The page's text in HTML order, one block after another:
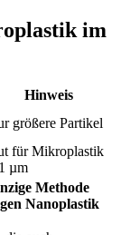
im
Hinweis
größere Partikel
für Mikroplastik
µm
Methode
Nanoplastik